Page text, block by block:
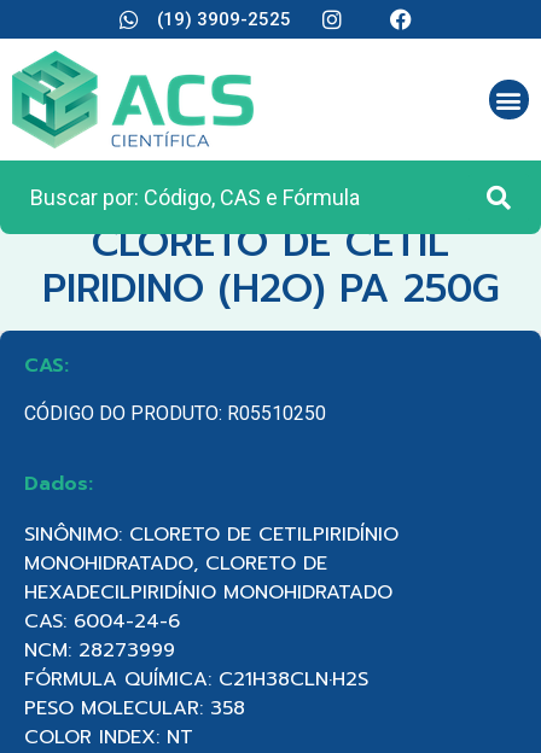
(19) 3909-2525
CATEGORIA:REAGENTES ANALÍTICOS
CLORETO DE CETIL
PIRIDINO (H2O) PA 250G
CAS:
CÓDIGO DO PRODUTO: R05510250
Dados:
SINÔNIMO: CLORETO DE CETILPIRIDÍNIO
MONOHIDRATADO, CLORETO DE
HEXADECILPIRIDÍNIO MONOHIDRATADO
CAS: 6004-24-6
NCM: 28273999
FÓRMULA QUÍMICA: C21H38CLN·H2S
PESO MOLECULAR: 358
COLOR INDEX: NT